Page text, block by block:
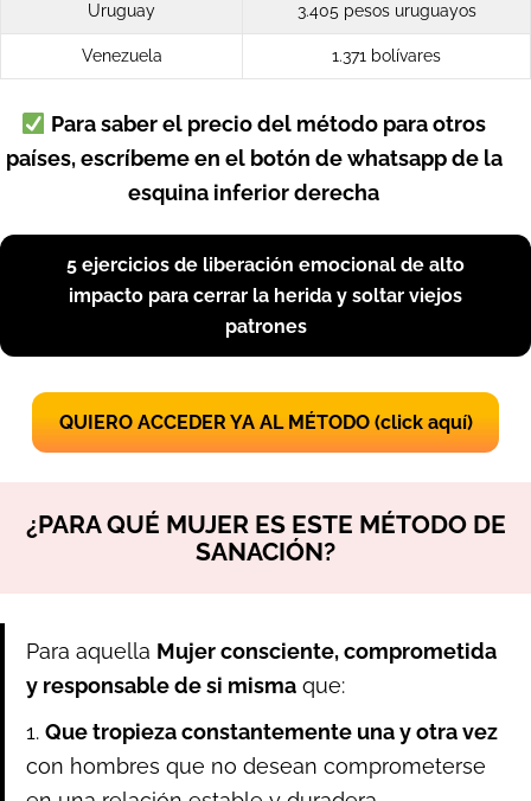
Uruguay 3.405 pesos uruguayos
Venezuela 1.371 bolívares
Para saber el precio del método para otros
países, escríbeme en el botón de whatsapp de la
esquina inferior derecha
5 ejercicios de liberación emocional de alto
impacto para cerrar la herida y soltar viejos
patrones
QUIERO ACCEDER YA AL MÉTODO (click aquí)
¿PARA QUÉ MUJER ES ESTE MÉTODO DE
SANACIÓN?
Para aquella Mujer consciente, comprometida
y responsable de si mismaque:
1. Que tropieza constantemente una y otra vez
con hombres que no desean comprometerse